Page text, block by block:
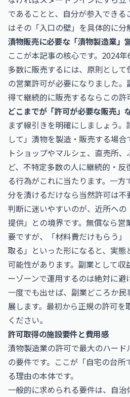
であることと、自分が参入できる
はその「入口の壁」を具体的に分
漬物販売に必要な「漬物製造業」
ここが本記事の核心です。2024
多数に販売するには、原則として
の営業許可が必要になりました。
得て継続的に販売するならこの許
どこまでが「許可が必要な販売」
まず線引きを明確にしましょう
して」漬物を製造・販売する場
トショップやマルシェ、直売所
ど、不特定多数の人に継続的・
る行為がこれに当たります。一方
分を漬けるだけなら当然許可は不
判断に迷いやすいのが、近所へ
提供」との境界です。無償なら営
要ですが、「材料費だけもらう
取る」といった形になると、実態
可能性があります。副業として収
ーゾーンで運用するのは絶対に避
一度でも出せば、副業どころか
展します。最初から正規の許可を
ください。
許可取得の施設要件と費用感
漬物製造業の許可で最大のハー
の要件です。ここが「自宅の台
る理由の本体です。
一般的に求められる要件は、自